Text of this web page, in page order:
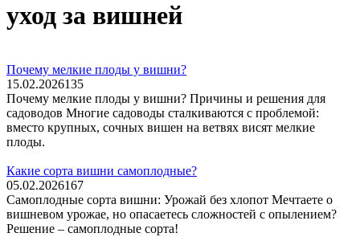
уход за вишней
Почему мелкие плоды у вишни?
15.02.2026135
Почему мелкие плоды у вишни? Причины и решения для
садоводов Многие садоводы сталкиваются с проблемой:
вместо крупных, сочных вишен на ветвях висят мелкие
плоды.
Какие сорта вишни самоплодные?
05.02.2026167
Самоплодные сорта вишни: Урожай без хлопот Мечтаете о
вишневом урожае, но опасаетесь сложностей с опылением?
Решение – самоплодные сорта!